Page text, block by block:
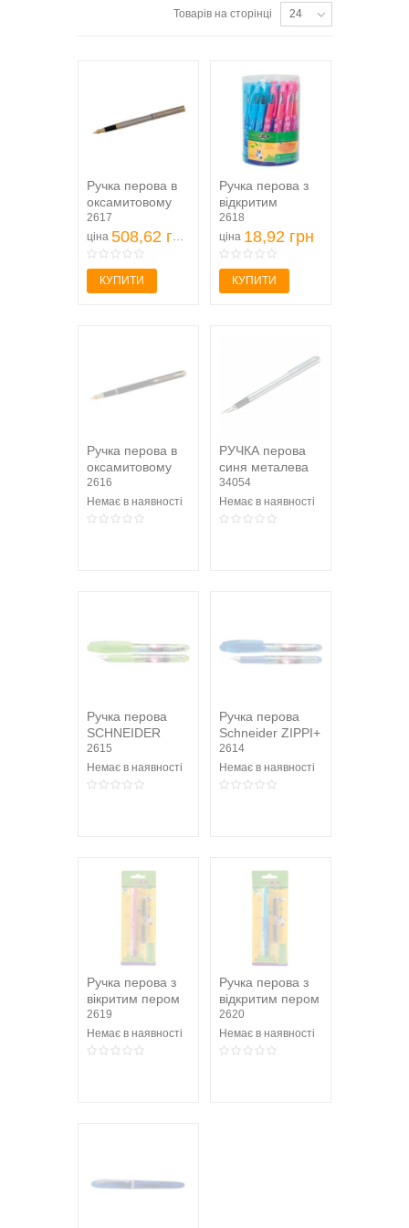
Товарів на сторінці 24
Ручка перова в
оксамитовому
чохлі, нікель
2617
ціна 508,62 грн
КУПИТИ
Ручка перова з
відкритим
пером, в тубі по
36 шт., KIDS...
2618
ціна 18,92 грн
КУПИТИ
Ручка перова в
оксамитовому
чохлі ( R22101.F
)
2616
Немає в наявності
РУЧКА перова
синя металева
"Silver"
34054
Немає в наявності
Ручка перова
SCHNEIDER
ZIPPI+, зелена
2615
Немає в наявності
Ручка перова
Schneider ZIPPI+
синя
2614
Немає в наявності
Ручка перова з
вікритим пером
+ 2 капсули,
рожевий...
2619
Немає в наявності
Ручка перова з
відкритим пером
+ 2 капсули,
блакитний...
2620
Немає в наявності